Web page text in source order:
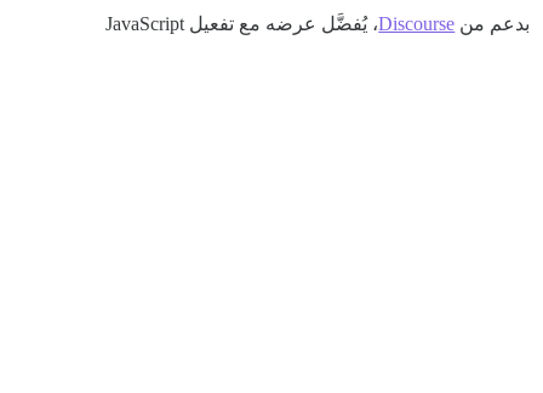
بدعم من Discourse، يُفضَّل عرضه مع تفعيل JavaScript